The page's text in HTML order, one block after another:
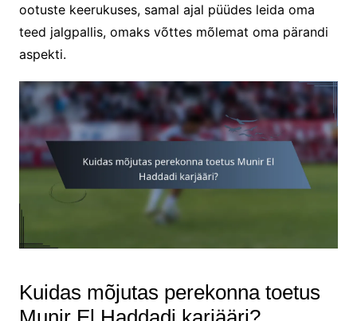
ootuste keerukuses, samal ajal püüdes leida oma
teed jalgpallis, omaks võttes mõlemat oma pärandi
aspekti.
Kuidas mõjutas perekonna toetus